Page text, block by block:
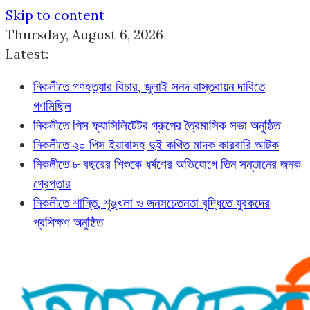
Skip to content
Thursday, August 6, 2026
Latest:
নিকলীতে গণহত্যার বিচার, জুলাই সনদ বাস্তবায়ন দাবিতে
গণমিছিল
নিকলীতে পিস ফ্যাসিলিটেটর গ্রুপের ত্রৈমাসিক সভা অনুষ্ঠিত
নিকলীতে ২০ পিস ইয়াবাসহ দুই কথিত মাদক কারবারি আটক
নিকলীতে ৮ বছরের শিশুকে ধর্ষণের অভিযোগে তিন সন্তানের জনক
গ্রেপ্তার
নিকলীতে শান্তি, শৃঙ্খলা ও জনসচেতনতা বৃদ্ধিতে যুবকদের
প্রশিক্ষণ অনুষ্ঠিত